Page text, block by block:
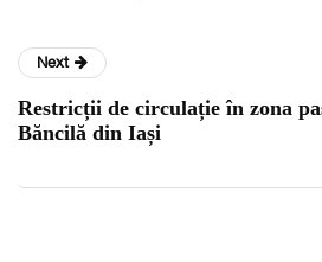
Next
Restricții de circulație în zona
Băncilă din Iași